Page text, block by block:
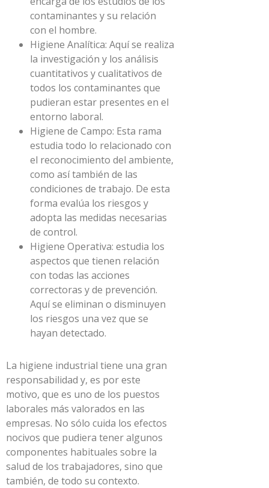
contaminantes y su relación
con el hombre.
Higiene Analítica: Aquí se realiza
la investigación y los análisis
cuantitativos y cualitativos de
todos los contaminantes que
pudieran estar presentes en el
entorno laboral.
Higiene de Campo: Esta rama
estudia todo lo relacionado con
el reconocimiento del ambiente,
como así también de las
condiciones de trabajo. De esta
forma evalúa los riesgos y
adopta las medidas necesarias
de control.
Higiene Operativa: estudia los
aspectos que tienen relación
con todas las acciones
correctoras y de prevención.
Aquí se eliminan o disminuyen
los riesgos una vez que se
hayan detectado.
La higiene industrial tiene una gran
responsabilidad y, es por este
motivo, que es uno de los puestos
laborales más valorados en las
empresas. No sólo cuida los efectos
nocivos que pudiera tener algunos
componentes habituales sobre la
salud de los trabajadores, sino que
también, de todo su contexto.